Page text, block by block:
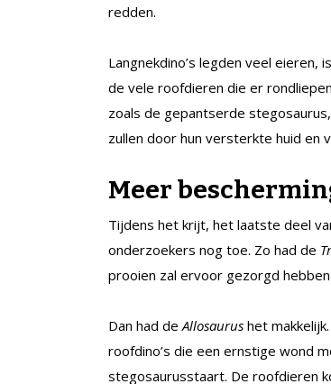
redden.
Langnekdino’s legden veel eieren,
de vele roofdieren die er
zoals de gepantserde
zullen door hun versterkte huid en
Meer
Tijdens het krijt, het laatste deel
onderzoekers nog toe. Zo had de
prooien zal ervoor gezorgd
Dan had de Allosaurus het
roofdino’s die een ernstige wond
stegosaurusstaart. De roofdieren